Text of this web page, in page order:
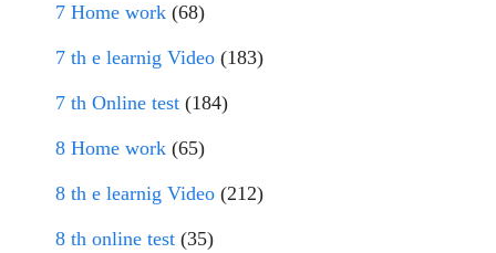
7 Home work (68)
7 th e learnig Video (183)
7 th Online test (184)
8 Home work (65)
8 th e learnig Video (212)
8 th online test (35)